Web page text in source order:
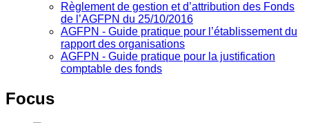
Règlement de gestion et d’attribution des Fonds
de l’AGFPN du 25/10/2016
AGFPN ‐ Guide pratique pour l’établissement du
rapport des organisations
AGFPN ‐ Guide pratique pour la justification
comptable des fonds
Focus